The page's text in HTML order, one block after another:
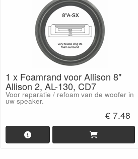
1 x Foamrand voor Allison 8"
Allison 2, AL-130, CD7
Voor reparatie / refoam van de woofer in
uw speaker.
€ 7.48